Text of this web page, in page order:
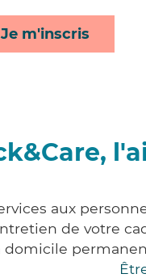
Je m'inscris
aux
de votre
domicile